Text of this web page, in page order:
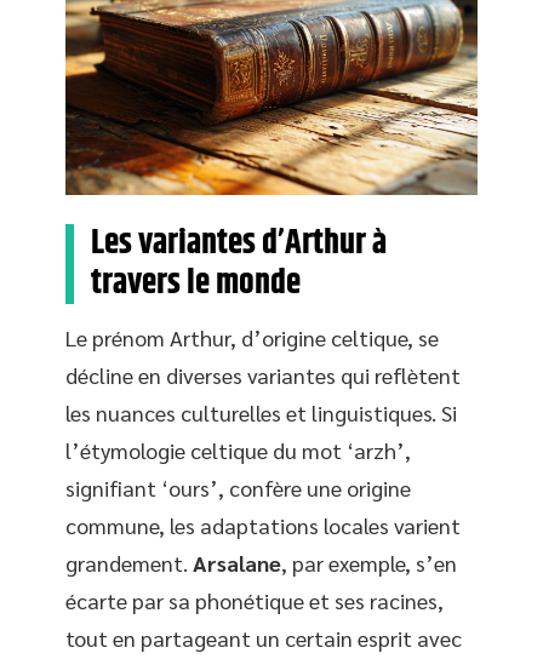
Les variantes d’Arthur à
travers le monde
Le prénom Arthur, d’origine celtique, se
décline en diverses variantes qui reflètent
les nuances culturelles et linguistiques. Si
l’étymologie celtique du mot ‘arzh’,
signifiant ‘ours’, confère une origine
commune, les adaptations locales varient
grandement. Arsalane, par exemple, s’en
écarte par sa phonétique et ses racines,
tout en partageant un certain esprit avec